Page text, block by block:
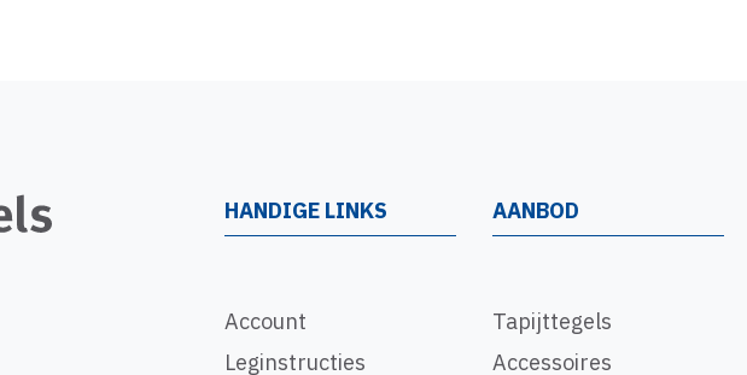
HANDIGE LINKS
Account
Leginstructies
AANBOD
Tapijttegels
Accessoires